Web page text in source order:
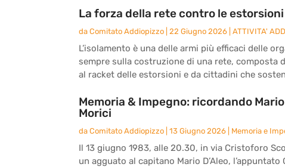
La forza della rete contro le estorsioni
da Comitato Addiopizzo 22 Giugno 2026 ATTIVITA'
L’isolamento è una delle armi più efficaci delle
sempre sulla costruzione di una rete, composta
al racket delle estorsioni e da cittadini che
Memoria & Impegno: ricordando
Morici
da Comitato Addiopizzo 13 Giugno 2026 Memoria e
Il 13 giugno 1983, alle 20.30, in via Cristoforo
un agguato al capitano Mario D’Aleo,